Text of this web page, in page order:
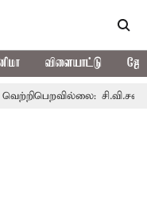
விளையாட்டு
சி.வி.சண்முகம்